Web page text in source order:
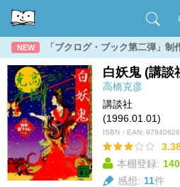
NEW 「ブクログ・ブック第二弾」制
白妖鬼 (講談
高橋克彦
講談社
(1996.01.01)
ISBN・EAN:
本棚登録: 140
感想: 11件